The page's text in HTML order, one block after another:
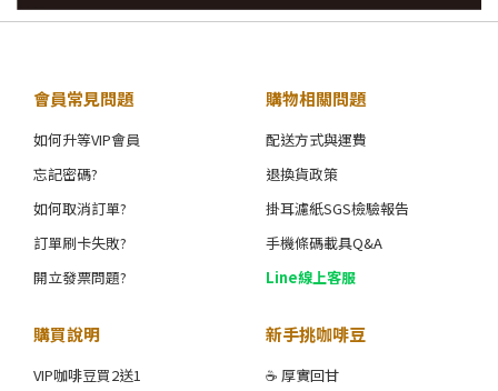
會員常見問題
如何升等VIP會員
忘記密碼?
如何取消訂單?
訂單刷卡失敗?
開立發票問題?
購物相關問題
配送方式與運費
退換貨政策
掛耳濾紙SGS檢驗報告
手機條碼載具Q&A
Line線上客服
購買說明
VIP咖啡豆買2送1
新手挑咖啡豆
☕ 厚實回甘